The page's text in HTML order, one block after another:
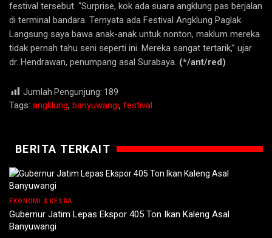
festival tersebut. “Surprise, kok ada suara angklung pas berjalan
di terminal bandara. Ternyata ada Festival Angklung Paglak.
Langsung saya bawa anak-anak untuk nonton, maklum mereka
tidak pernah tahu seni seperti ini. Mereka sangat tertarik,” ujar
dr. Hendrawan, penumpang asal Surabaya. (*/ant/red)
Jumlah Pengunjung: 189
Tags: angklung, banyuwangi, festival
BERITA TERKAIT
EKONOMI & KESRA
Gubernur Jatim Lepas Ekspor 405 Ton Ikan Kaleng Asal
Banyuwangi